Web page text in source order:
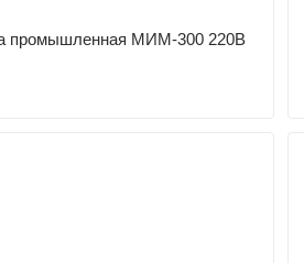
промышленная МИМ-300 220В